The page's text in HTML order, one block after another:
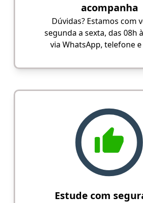
acompanha
Dúvidas? Estamos com
segunda a sexta, das 08h
via WhatsApp, telefone
Estude com